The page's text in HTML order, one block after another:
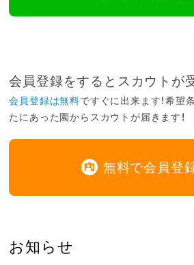
会員登録をするとスカウトが
会員登録は無料ですぐに出来ます！希望
たにあった園からスカウトが届きます！
無料で会員登
お知らせ